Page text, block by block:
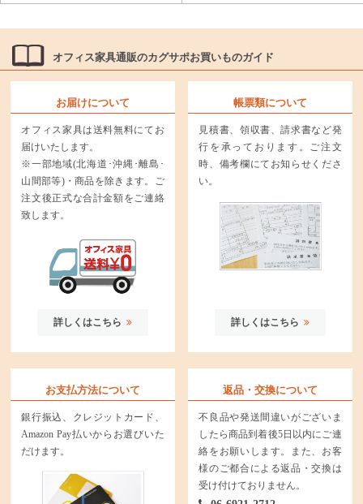
オフィス家具通販のカグサポお買いものガイド
お届けについて
オフィス家具は送料無料にてお
届けいたします。
※一部地域(北海道･沖縄･離島･
山間部等)・商品を除きます。ご
注文後正式な合計金額をご連絡
致します。
詳しくはこちら
帳票類について
見積書、領収書、請求書など発
行を承っております。ご注文
時、備考欄にてお知らせくださ
い。
詳しくはこちら
お支払方法について
銀行振込、クレジットカード、
Amazon Pay払いからお選びいた
だけます。
返品・交換について
不良品や発送間違いがございま
したら商品到着後5日以内にご連
絡をお願いします。また、お客
様のご都合による返品・交換は
受け付けておりません。